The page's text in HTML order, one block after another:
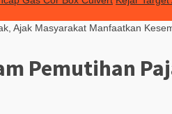
Ajak Masyarakat Manfaatkan
Pemutihan